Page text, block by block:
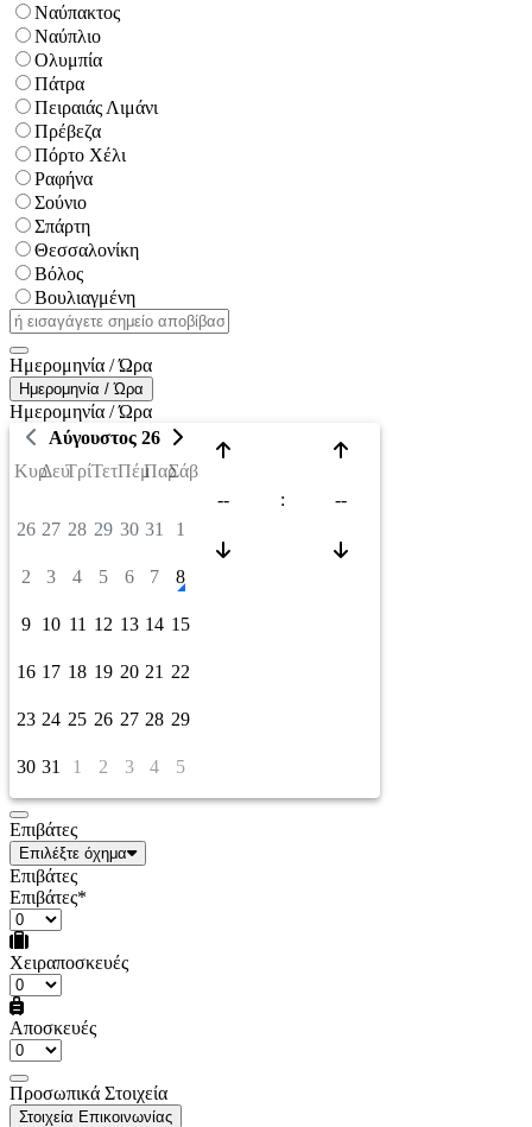
Ναύπακτος
Ναύπλιο
Ολυμπία
Πάτρα
Πειραιάς Λιμάνι
Πρέβεζα
Πόρτο Χέλι
Ραφήνα
Σούνιο
Σπάρτη
Θεσσαλονίκη
Βόλος
Βουλιαγμένη
Ημερομηνία / Ώρα
Ημερομηνία / Ώρα
Ημερομηνία / Ώρα
Αύγουστος 26
ΚυρΔευΤρίΤετΠέμΠαρΣάβ
26 27 28 29 30 31 1
2 3 4 5 6 7 8
9 10 11 12 13 14 15
16 17 18 19 20 21 22
23 24 25 26 27 28 29
30 31 1 2 3 4 5
-- : --
Επιβάτες
Επιλέξτε όχημα
Επιβάτες
Επιβάτες*
Χειραποσκευές
Αποσκευές
Προσωπικά Στοιχεία
Στοιχεία Επικοινωνίας